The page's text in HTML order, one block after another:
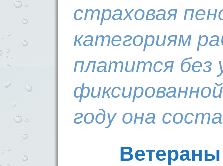
страховая
категориям
платится без
году она